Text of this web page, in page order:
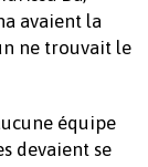
avaient la
ne trouvait le
équipe
devaient se